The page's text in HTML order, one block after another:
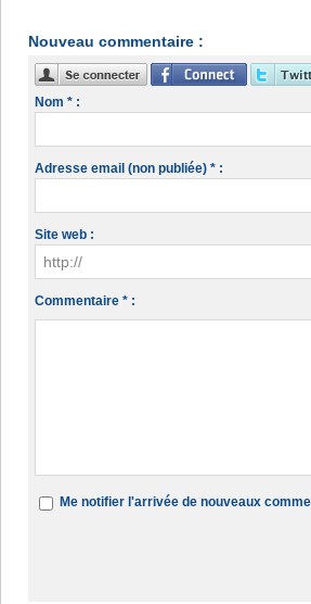
Nouveau commentaire :
Nom * :
Adresse email (non publiée) * :
Site web :
Commentaire * :
Me notifier l'arrivée de nouveaux